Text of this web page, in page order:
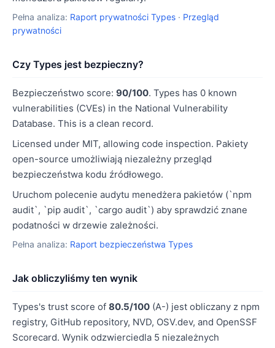
Pełna analiza: Raport prywatności Types · Przegląd
prywatności
Czy Types jest bezpieczny?
Bezpieczeństwo score: 90/100. Types has 0 known
vulnerabilities (CVEs) in the National Vulnerability
Database. This is a clean record.
Licensed under MIT, allowing code inspection. Pakiety
open-source umożliwiają niezależny przegląd
bezpieczeństwa kodu źródłowego.
Uruchom polecenie audytu menedżera pakietów (`npm
audit`, `pip audit`, `cargo audit`) aby sprawdzić znane
podatności w drzewie zależności.
Pełna analiza: Raport bezpieczeństwa Types
Jak obliczyliśmy ten wynik
Types's trust score of 80.5/100 (A-) jest obliczany z npm
registry, GitHub repository, NVD, OSV.dev, and OpenSSF
Scorecard. Wynik odzwierciedla 5 niezależnych